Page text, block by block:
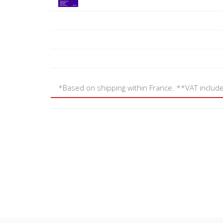
*Based on shipping within France. **VAT